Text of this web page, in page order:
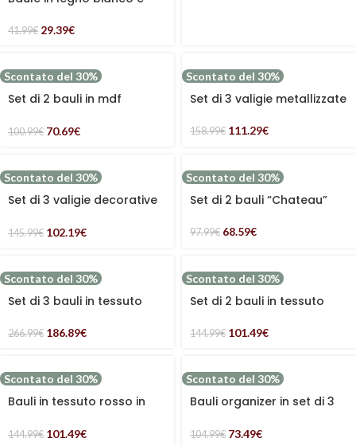
di 2
41.99€ 29.39€
Scontato del 30%
Set di 2 bauli in mdf
100.99€ 70.69€
Scontato del 30%
Set di 3 valigie metallizzate
158.99€ 111.29€
Scontato del 30%
Set di 3 valigie decorative
145.99€ 102.19€
Scontato del 30%
Set di 2 bauli “Chateau”
97.99€ 68.59€
Scontato del 30%
Set di 3 bauli in tessuto
266.99€ 186.89€
Scontato del 30%
Set di 2 bauli in tessuto
144.99€ 101.49€
Scontato del 30%
Bauli in tessuto rosso in
144.99€ 101.49€
Scontato del 30%
Bauli organizer in set di 3
tessuto non tessuto
104.99€ 73.49€